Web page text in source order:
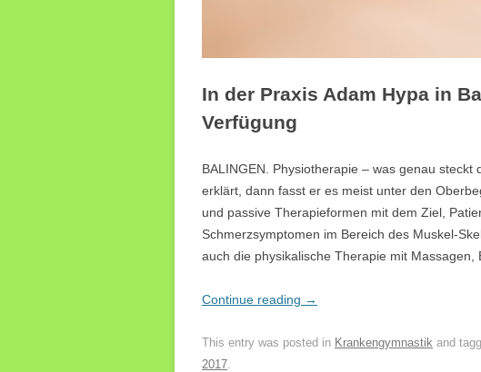
In der Praxis Adam Hypa in
Verfügung
BALINGEN. Physiotherapie – was genau steckt
erklärt, dann fasst er es meist unter den
und passive Therapieformen mit dem Ziel,
Schmerzsymptomen im Bereich des Muskel-
auch die physikalische Therapie mit
Continue reading →
This entry was posted in Krankengymnastik and
2017.